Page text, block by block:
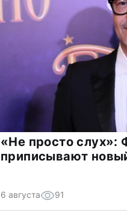
«Не просто слух»:
приписывают
6 августа 91